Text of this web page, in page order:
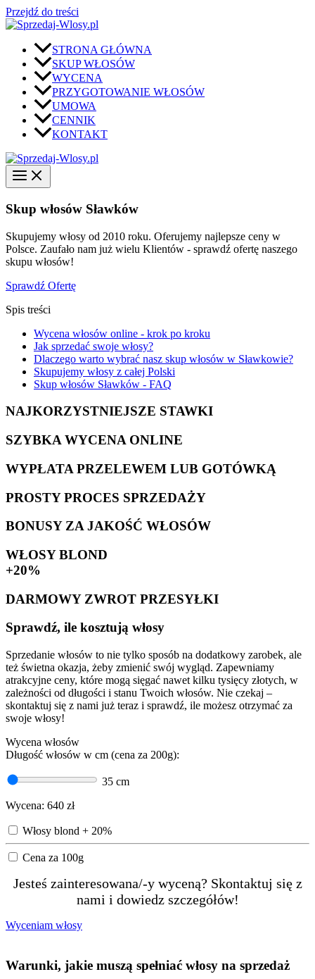
Przejdź do treści
STRONA GŁÓWNA
SKUP WŁOSÓW
WYCENA
PRZYGOTOWANIE WŁOSÓW
UMOWA
CENNIK
KONTAKT
Skup włosów Sławków
Skupujemy włosy od 2010 roku. Oferujemy najlepsze ceny w
Polsce. Zaufało nam już wielu Klientów - sprawdź ofertę naszego
skupu włosów!
Sprawdź Ofertę
Spis treści
Wycena włosów online - krok po kroku
Jak sprzedać swoje włosy?
Dlaczego warto wybrać nasz skup włosów w Sławkowie?
Skupujemy włosy z całej Polski
Skup włosów Sławków - FAQ
NAJKORZYSTNIEJSZE STAWKI
SZYBKA WYCENA ONLINE
WYPŁATA PRZELEWEM LUB GOTÓWKĄ
PROSTY PROCES SPRZEDAŻY
BONUSY ZA JAKOŚĆ WŁOSÓW
WŁOSY BLOND
+20%
DARMOWY ZWROT PRZESYŁKI
Sprawdź, ile kosztują włosy
Sprzedanie włosów to nie tylko sposób na dodatkowy zarobek, ale
też świetna okazja, żeby zmienić swój wygląd. Zapewniamy
atrakcyjne ceny, które mogą sięgać nawet kilku tysięcy złotych, w
zależności od długości i stanu Twoich włosów. Nie czekaj –
skontaktuj się z nami już teraz i sprawdź, ile możesz otrzymać za
swoje włosy!
Wycena włosów
Długość włosów w cm (cena za 200g):
35 cm
Wycena: 640 zł
Włosy blond + 20%
Cena za 100g
Jesteś zainteresowana/-y wyceną? Skontaktuj się z
nami i dowiedz szczegółów!
Wyceniam włosy
Warunki, jakie muszą spełniać włosy na sprzedaż